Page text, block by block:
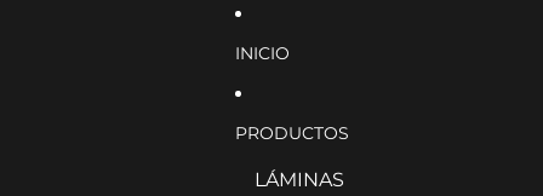
INICIO
PRODUCTOS
LÁMINAS